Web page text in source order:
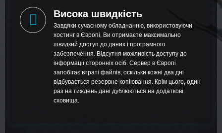
Висока швидкість
Завдяки сучасному обладнанню, використовуючи
хостинг в Європі, Ви отримаєте максимально
швидкий доступ до даних і програмного
забезпечення. Відсутня можливість доступу до
інформації сторонніх осіб. Сервер в Європі
запобігає втраті файлів, оскільки кожні два дні
відбувається резервне копіювання. Крім цього, один
раз на тиждень дані дублюються на додаткові
сховища.